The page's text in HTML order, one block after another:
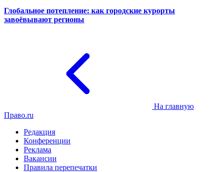
Глобальное потепление: как городские курорты
завоёвывают регионы
На главную
Право.ru
Редакция
Конференции
Реклама
Вакансии
Правила перепечатки